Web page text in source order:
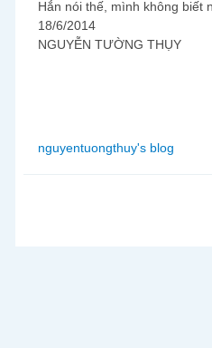
Hắn nói thế, mình không biết
18/6/2014
NGUYỄN TƯỜNG THỤY
nguyentuongthuy's blog